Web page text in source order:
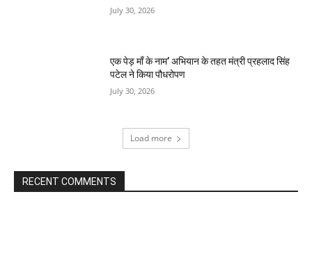
July 30, 2026
एक पेड़ माँ के नाम’ अभियान के तहत मंत्री प्रहलाद सिंह
पटेल ने किया पौधरोपण
July 30, 2026
Load more
RECENT COMMENTS